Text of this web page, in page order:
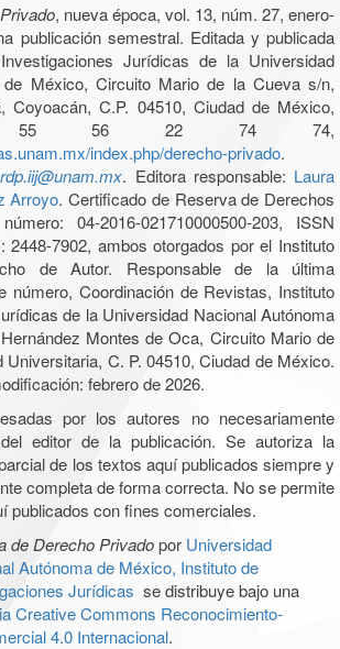
, nueva época, vol. 13, núm. 27, enero-
publicación semestral. Editada y publicada
Jurídicas de la Universidad
de México, Circuito Mario de la Cueva s/n,
Coyoacán, C.P. 04510, Ciudad de México,
55 56 22 74 74,
index.php/derecho-privado.
rdp.iij@unam.mx. Editora responsable: Laura
Arroyo. Certificado de Reserva de Derechos
04-2016-021710000500-203, ISSN
2448-7902, ambos otorgados por el Instituto
de Autor. Responsable de la última
número, Coordinación de Revistas, Instituto
de la Universidad Nacional Autónoma
Montes de Oca, Circuito Mario de
Universitaria, C. P. 04510, Ciudad de México.
febrero de 2026.
por los autores no necesariamente
editor de la publicación. Se autoriza la
de los textos aquí publicados siempre y
completa de forma correcta. No se permite
publicados con fines comerciales.
de Derecho Privadopor Universidad
Autónoma de México, Instituto de
Jurídicas se distribuye bajo una
Creative Commons Reconocimiento-
4.0 Internacional.